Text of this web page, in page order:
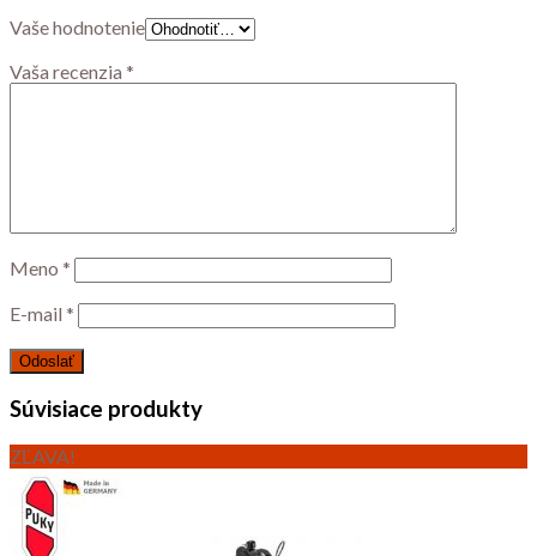
Vaše hodnotenie
Vaša recenzia *
Meno *
E-mail *
Súvisiace produkty
ZĽAVA!